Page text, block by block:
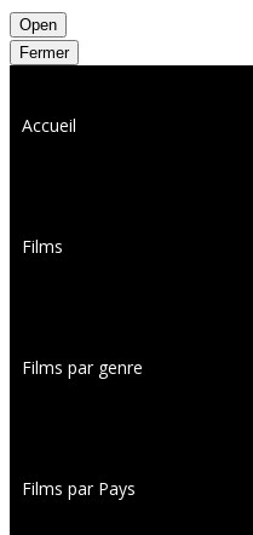
Open
Fermer
Accueil
Films
Films par genre
Films par Pays